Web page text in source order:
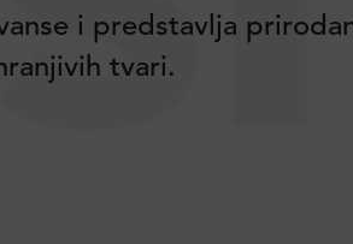
i predstavlja
tvari.